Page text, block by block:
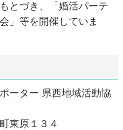
とづき、「婚活パーテ
」等を開催していま
ーター 県西地域活動協
東原１３４